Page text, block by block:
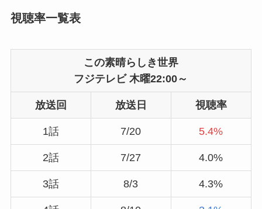
視聴率一覧表
この素晴らしき世界
フジテレビ 木曜22:00～
放送回 放送日 視聴率
1話 7/20 5.4%
2話 7/27 4.0%
3話 8/3 4.3%